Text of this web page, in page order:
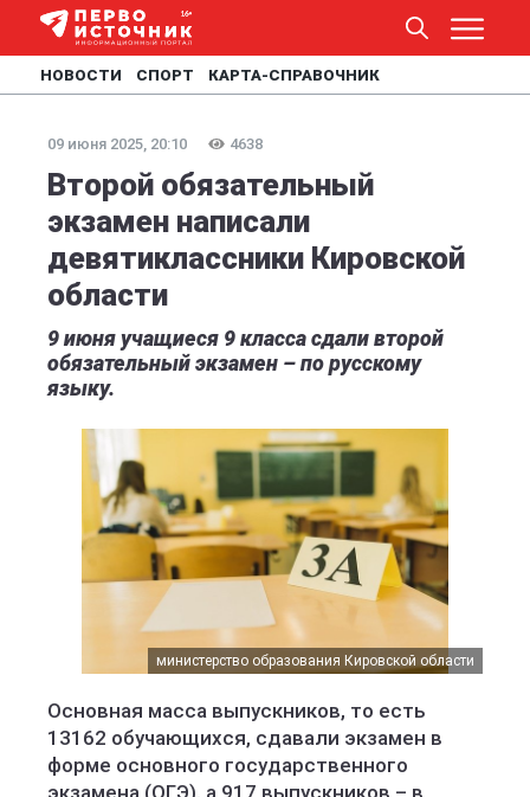
НОВОСТИ СПОРТ КАРТА-СПРАВОЧНИК
09 июня 2025, 20:10 4638
Второй обязательный
экзамен написали
девятиклассники Кировской
области
9 июня учащиеся 9 класса сдали второй
обязательный экзамен – по русскому
языку.
министерство образования Кировской области
Основная масса выпускников, то есть
13162 обучающихся, сдавали экзамен в
форме основного государственного
экзамена (ОГЭ), а 917 выпускников – в